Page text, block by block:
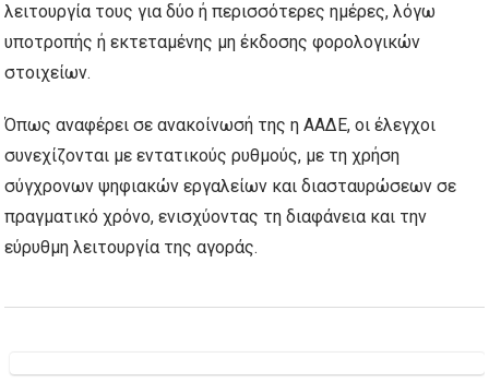
λειτουργία τους για δύο ή περισσότερες ημέρες, λόγω
υποτροπής ή εκτεταμένης μη έκδοσης φορολογικών
στοιχείων.
Όπως αναφέρει σε ανακοίνωσή της η ΑΑΔΕ, οι έλεγχοι
συνεχίζονται με εντατικούς ρυθμούς, με τη χρήση
σύγχρονων ψηφιακών εργαλείων και διασταυρώσεων σε
πραγματικό χρόνο, ενισχύοντας τη διαφάνεια και την
εύρυθμη λειτουργία της αγοράς.